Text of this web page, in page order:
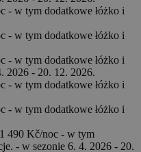
- w tym dodatkowe łóżko i
- w tym dodatkowe łóżko i
- w tym dodatkowe łóżko i
2026 - 20. 12. 2026.
- w tym dodatkowe łóżko i
- w tym dodatkowe łóżko i
490 Kč/noc - w tym
- w sezonie 6. 4. 2026 - 20.